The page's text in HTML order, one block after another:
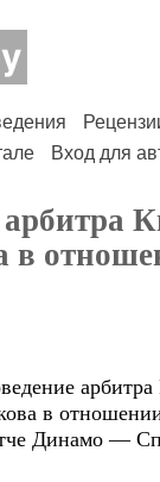
Вход для
арбитра
в
в
Динамо —